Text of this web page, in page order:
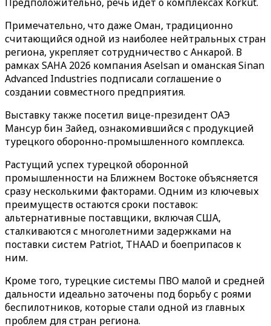
Примечательно, что даже Оман, традиционно
считающийся одной из наиболее нейтральных стран
региона, укрепляет сотрудничество с Анкарой. В
рамках SAHA 2026 компания Aselsan и оманская Sinan
Advanced Industries подписали соглашение о
создании совместного предприятия.
Выставку также посетил вице-президент ОАЭ
Мансур бин Зайед, ознакомившийся с продукцией
турецкого оборонно-промышленного комплекса.
Растущий успех турецкой оборонной
промышленности на Ближнем Востоке объясняется
сразу несколькими факторами. Одним из ключевых
преимуществ остаются сроки поставок:
альтернативные поставщики, включая США,
сталкиваются с многолетними задержками на
поставки систем Patriot, THAAD и боеприпасов к
ним.
Кроме того, турецкие системы ПВО малой и средней
дальности идеально заточены под борьбу с роями
беспилотников, которые стали одной из главных
проблем для стран региона.